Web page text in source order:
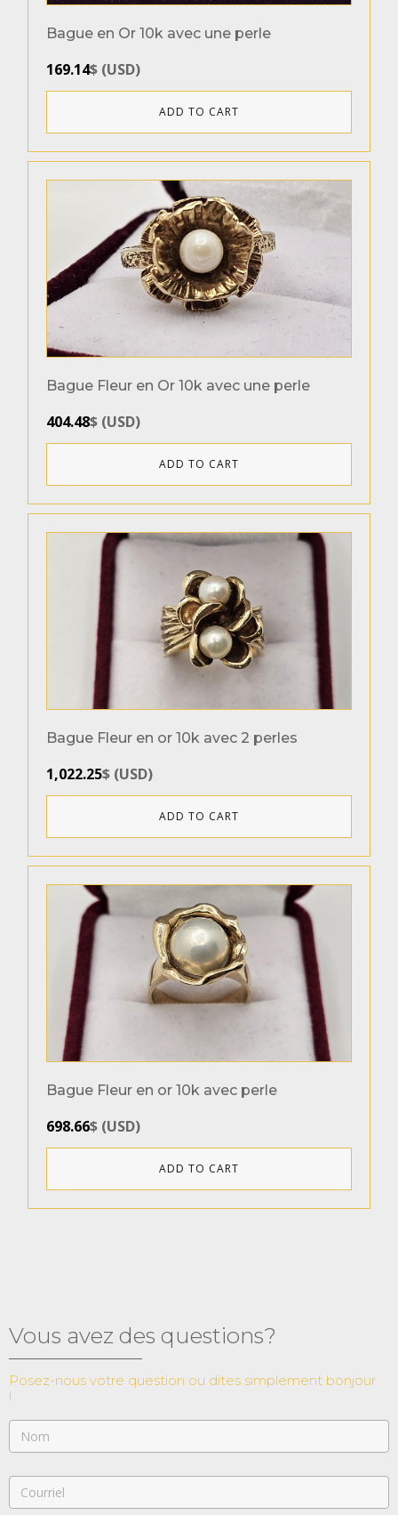
Bague en Or 10k avec une perle
169.14$ (USD)
ADD TO CART
Bague Fleur en Or 10k avec une perle
404.48$ (USD)
ADD TO CART
Bague Fleur en or 10k avec 2 perles
1,022.25$ (USD)
ADD TO CART
Bague Fleur en or 10k avec perle
698.66$ (USD)
ADD TO CART
Vous avez des questions?
Posez-nous votre question ou dites simplement bonjour
!